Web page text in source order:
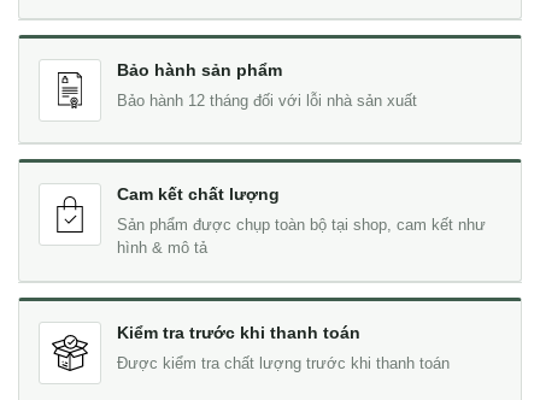
Bảo hành sản phẩm
Bảo hành 12 tháng đối với lỗi nhà sản xuất
Cam kết chất lượng
Sản phẩm được chụp toàn bộ tại shop, cam kết như
hình & mô tả
Kiểm tra trước khi thanh toán
Được kiểm tra chất lượng trước khi thanh toán